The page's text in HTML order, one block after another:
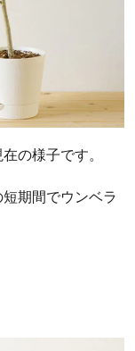
の様子です。
期間でウンベラ